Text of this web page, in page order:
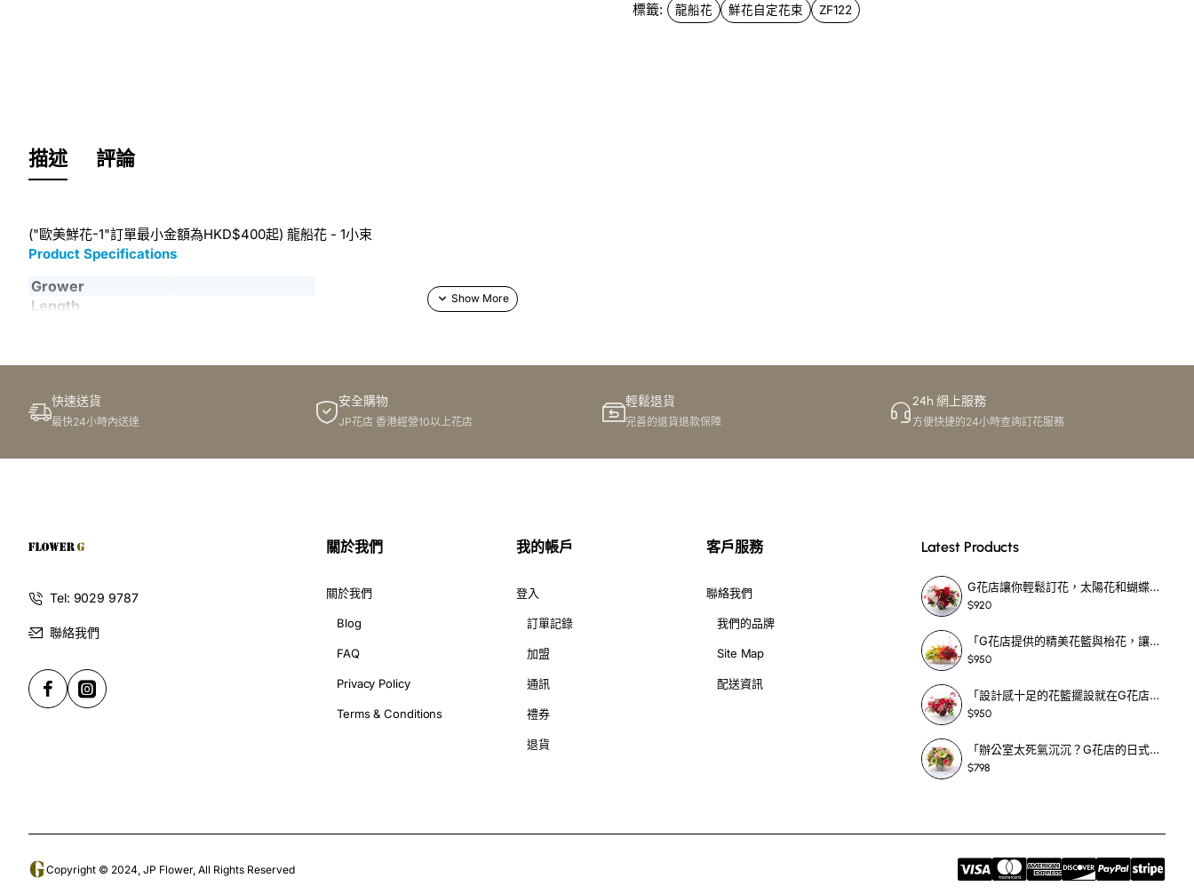
標籤: 龍船花 鮮花自定花束 ZF122
描述 評論
("歐美鮮花-1"訂單最小金額為HKD$400起) 龍船花 - 1小束
Product Specifications
Grower
Length
Packing
快速送貨
最快24小時內送達
安全購物
JP花店 香港經營10以上花店
輕鬆退貨
完善的退貨退款保障
24h 網上服務
方便快捷的24小時查詢訂花服務
Tel: 9029 9787
聯絡我們
關於我們
關於我們
Blog
FAQ
Privacy Policy
Terms & Conditions
我的帳戶
登入
訂單記錄
加盟
通訊
禮券
退貨
客戶服務
聯絡我們
我們的品牌
Site Map
配送資訊
Latest Products
G花店讓你輕鬆訂花，太陽花和蝴蝶蘭花籃，適合每個重要時刻！-SF390
$920
「G花店提供的精美花籃與枱花，讓重要場合更顯祝賀與喜悅，適合各種用場！」-SF398
$950
「設計感十足的花籃擺設就在G花店！馬蹄蘭、袋鼠爪、罌粟花，為你的重大場合增光添彩！」-SF209
$950
「辦公室太死氣沉沉？G花店的日式花籃和定製枱花，為你帶來新鮮感！」-SF465
$798
Copyright © 2024, JP Flower, All Rights Reserved